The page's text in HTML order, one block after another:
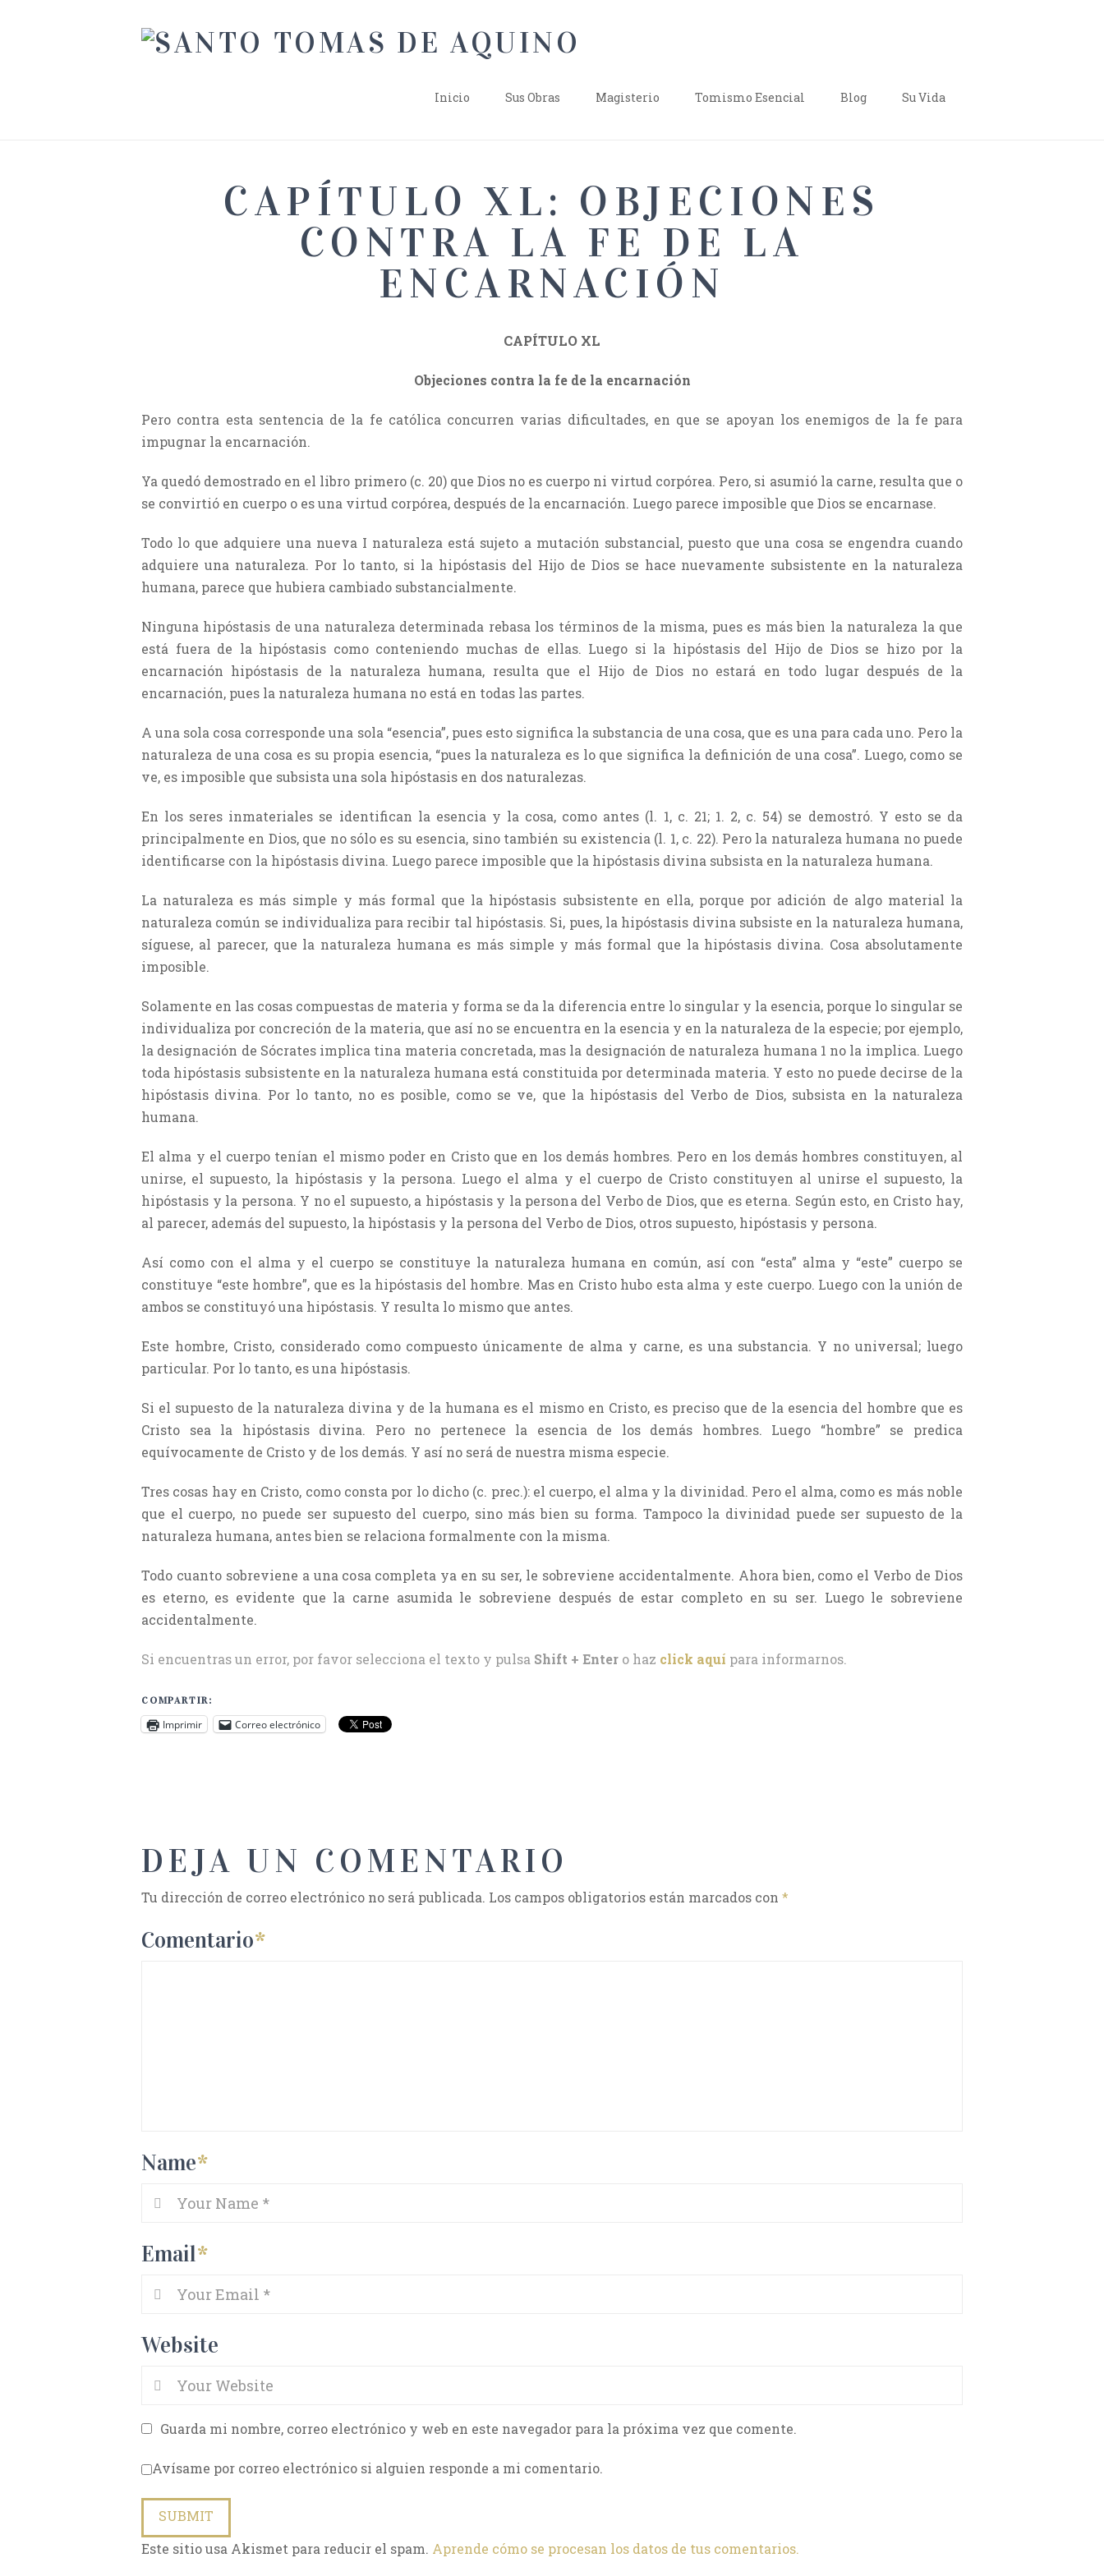
Inicio Sus Obras Magisterio Tomismo Esencial Blog Su Vida
CAPÍTULO XL: OBJECIONES
CONTRA LA FE DE LA
ENCARNACIÓN
CAPÍTULO XL
Objeciones contra la fe de la encarnación
Pero contra esta sentencia de la fe católica concurren varias dificultades, en que se apoyan los enemigos de la fe para
impugnar la encarnación.
Ya quedó demostrado en el libro primero (c. 20) que Dios no es cuerpo ni virtud corpórea. Pero, si asumió la carne, resulta que o
se convirtió en cuerpo o es una virtud corpórea, después de la encarnación. Luego parece imposible que Dios se encarnase.
Todo lo que adquiere una nueva I naturaleza está sujeto a mutación substancial, puesto que una cosa se engendra cuando
adquiere una naturaleza. Por lo tanto, si la hipóstasis del Hijo de Dios se hace nuevamente subsistente en la naturaleza
humana, parece que hubiera cambiado substancialmente.
Ninguna hipóstasis de una naturaleza determinada rebasa los términos de la misma, pues es más bien la naturaleza la que
está fuera de la hipóstasis como conteniendo muchas de ellas. Luego si la hipóstasis del Hijo de Dios se hizo por la
encarnación hipóstasis de la naturaleza humana, resulta que el Hijo de Dios no estará en todo lugar después de la
encarnación, pues la naturaleza humana no está en todas las partes.
A una sola cosa corresponde una sola “esencia”, pues esto significa la substancia de una cosa, que es una para cada uno. Pero la
naturaleza de una cosa es su propia esencia, “pues la naturaleza es lo que significa la definición de una cosa”. Luego, como se
ve, es imposible que subsista una sola hipóstasis en dos naturalezas.
En los seres inmateriales se identifican la esencia y la cosa, como antes (l. 1, c. 21; 1. 2, c. 54) se demostró. Y esto se da
principalmente en Dios, que no sólo es su esencia, sino también su existencia (l. 1, c. 22). Pero la naturaleza humana no puede
identificarse con la hipóstasis divina. Luego parece imposible que la hipóstasis divina subsista en la naturaleza humana.
La naturaleza es más simple y más formal que la hipóstasis subsistente en ella, porque por adición de algo material la
naturaleza común se individualiza para recibir tal hipóstasis. Si, pues, la hipóstasis divina subsiste en la naturaleza humana,
síguese, al parecer, que la naturaleza humana es más simple y más formal que la hipóstasis divina. Cosa absolutamente
imposible.
Solamente en las cosas compuestas de materia y forma se da la diferencia entre lo singular y la esencia, porque lo singular se
individualiza por concreción de la materia, que así no se encuentra en la esencia y en la naturaleza de la especie; por ejemplo,
la designación de Sócrates implica tina materia concretada, mas la designación de naturaleza humana 1 no la implica. Luego
toda hipóstasis subsistente en la naturaleza humana está constituida por determinada materia. Y esto no puede decirse de la
hipóstasis divina. Por lo tanto, no es posible, como se ve, que la hipóstasis del Verbo de Dios, subsista en la naturaleza
humana.
El alma y el cuerpo tenían el mismo poder en Cristo que en los demás hombres. Pero en los demás hombres constituyen, al
unirse, el supuesto, la hipóstasis y la persona. Luego el alma y el cuerpo de Cristo constituyen al unirse el supuesto, la
hipóstasis y la persona. Y no el supuesto, a hipóstasis y la persona del Verbo de Dios, que es eterna. Según esto, en Cristo hay,
al parecer, además del supuesto, la hipóstasis y la persona del Verbo de Dios, otros supuesto, hipóstasis y persona.
Así como con el alma y el cuerpo se constituye la naturaleza humana en común, así con “esta” alma y “este” cuerpo se
constituye “este hombre”, que es la hipóstasis del hombre. Mas en Cristo hubo esta alma y este cuerpo. Luego con la unión de
ambos se constituyó una hipóstasis. Y resulta lo mismo que antes.
Este hombre, Cristo, considerado como compuesto únicamente de alma y carne, es una substancia. Y no universal; luego
particular. Por lo tanto, es una hipóstasis.
Si el supuesto de la naturaleza divina y de la humana es el mismo en Cristo, es preciso que de la esencia del hombre que es
Cristo sea la hipóstasis divina. Pero no pertenece la esencia de los demás hombres. Luego “hombre” se predica
equívocamente de Cristo y de los demás. Y así no será de nuestra misma especie.
Tres cosas hay en Cristo, como consta por lo dicho (c. prec.): el cuerpo, el alma y la divinidad. Pero el alma, como es más noble
que el cuerpo, no puede ser supuesto del cuerpo, sino más bien su forma. Tampoco la divinidad puede ser supuesto de la
naturaleza humana, antes bien se relaciona formalmente con la misma.
Todo cuanto sobreviene a una cosa completa ya en su ser, le sobreviene accidentalmente. Ahora bien, como el Verbo de Dios
es eterno, es evidente que la carne asumida le sobreviene después de estar completo en su ser. Luego le sobreviene
accidentalmente.
Si encuentras un error, por favor selecciona el texto y pulsa Shift + Enter o haz click aquí para informarnos.
COMPARTIR:
Imprimir Correo electrónico
DEJA UN COMENTARIO
Tu dirección de correo electrónico no será publicada. Los campos obligatorios están marcados con *
Comentario*
Name*
Email*
Website
Guarda mi nombre, correo electrónico y web en este navegador para la próxima vez que comente.
Avísame por correo electrónico si alguien responde a mi comentario.
Este sitio usa Akismet para reducir el spam. Aprende cómo se procesan los datos de tus comentarios.